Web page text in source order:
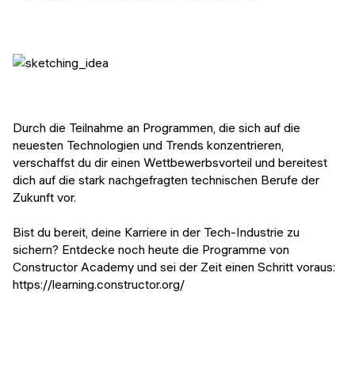
Durch die Teilnahme an Programmen, die sich auf die
neuesten Technologien und Trends konzentrieren,
verschaffst du dir einen Wettbewerbsvorteil und bereitest
dich auf die stark nachgefragten technischen Berufe der
Zukunft vor.
Bist du bereit, deine Karriere in der Tech-Industrie zu
sichern? Entdecke noch heute die Programme von
Constructor Academy und sei der Zeit einen Schritt voraus:
https://learning.constructor.org/